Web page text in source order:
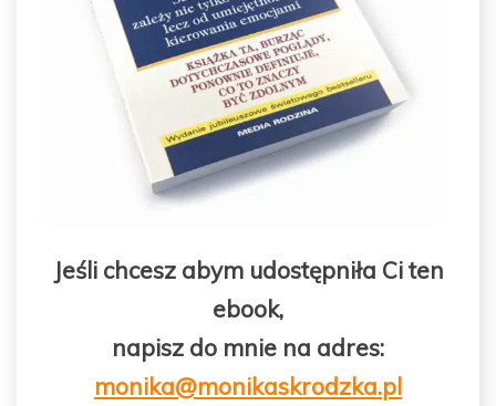
Jeśli chcesz abym udostępniła Ci ten
ebook,
napisz do mnie na adres:
monika@monikaskrodzka.pl